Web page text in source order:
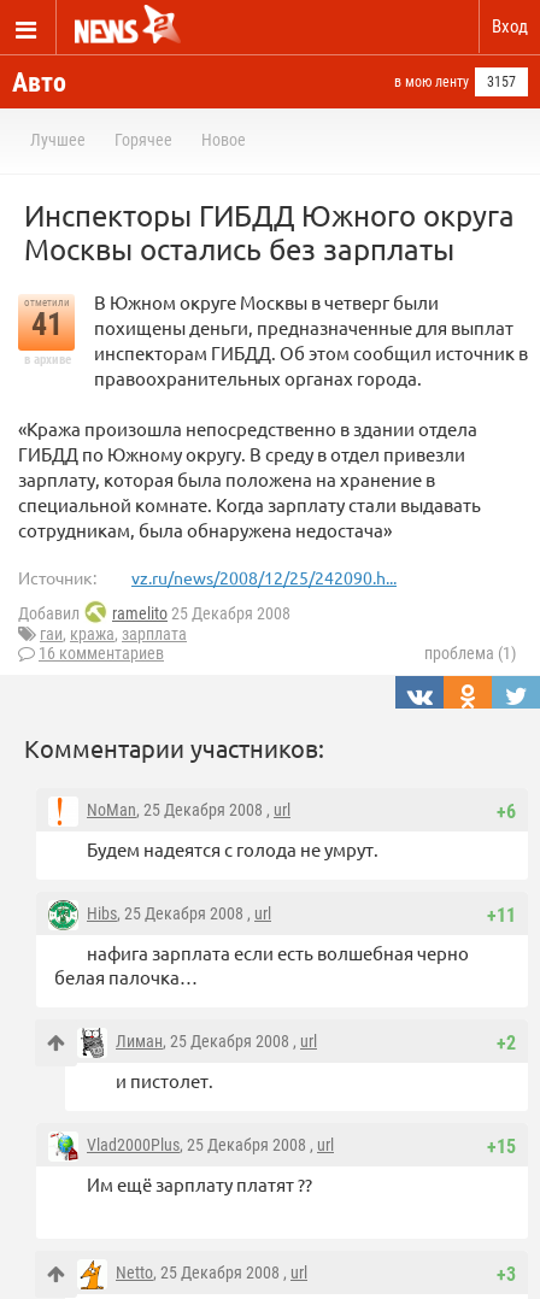
Вход
Авто в мою ленту 3157
Лучшее Горячее Новое
Инспекторы ГИБДД Южного округа
Москвы остались без зарплаты
отметили
41
в архиве
В Южном округе Москвы в четверг были
похищены деньги, предназначенные для выплат
инспекторам ГИБДД. Об этом сообщил источник в
правоохранительных органах города.
«Кража произошла непосредственно в здании отдела
ГИБДД по Южному округу. В среду в отдел привезли
зарплату, которая была положена на хранение в
специальной комнате. Когда зарплату стали выдавать
сотрудникам, была обнаружена недостача»
Источник: vz.ru/news/2008/12/25/242090.h...
Добавил ramelito25 Декабря 2008
гаи, кража, зарплата
16 комментариев
проблема (1)
Комментарии участников:
+6
NoMan, 25 Декабря 2008 , url
Будем надеятся с голода не умрут.
+11
Hibs, 25 Декабря 2008 , url
нафига зарплата если есть волшебная черно
белая палочка…
+2
Лиман, 25 Декабря 2008 , url
и пистолет.
+15
Vlad2000Plus, 25 Декабря 2008 , url
Им ещё зарплату платят ??
+3
Netto, 25 Декабря 2008 , url